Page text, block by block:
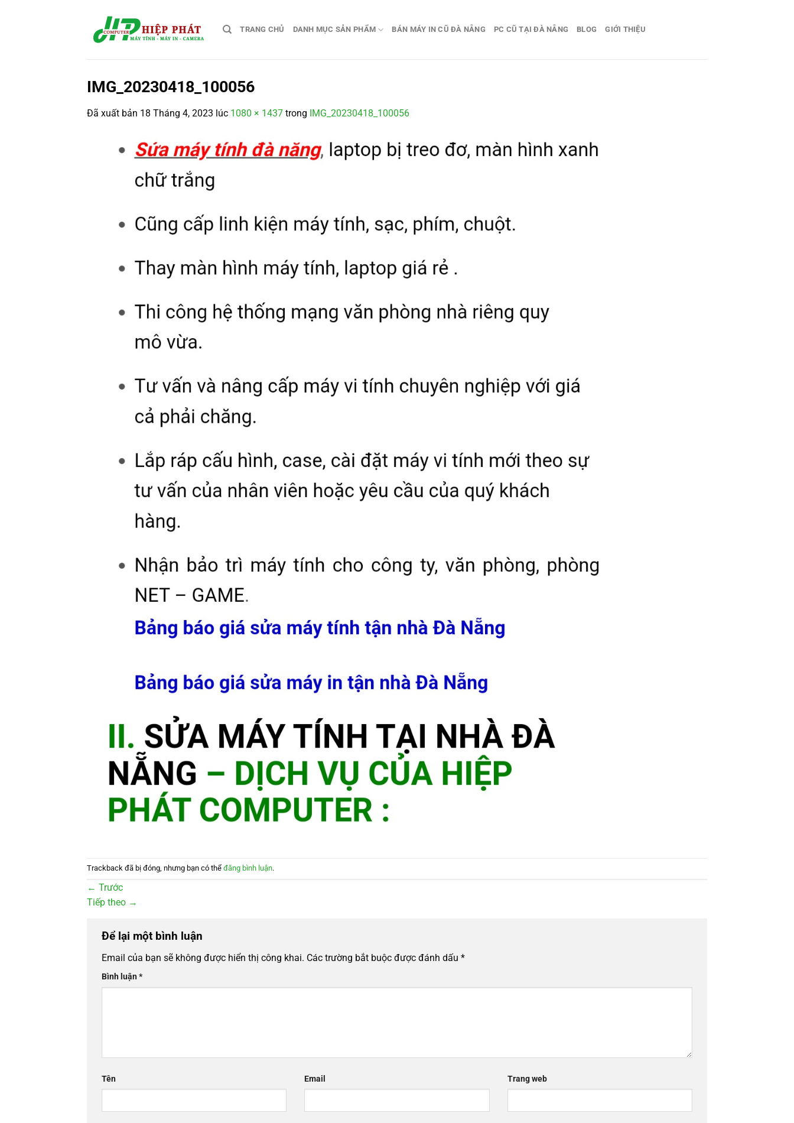
TRANG CHỦ DANH MỤC SẢN PHẨM BÁN MÁY IN CŨ ĐÀ NẴNG PC CŨ TẠI ĐÀ NẴNG BLOG GIỚI THIỆU
IMG_20230418_100056
Đã xuất bản 18 Tháng 4, 2023 lúc 1080 × 1437 trong IMG_20230418_100056
Trackback đã bị đóng, nhưng bạn có thể đăng bình luận.
← Trước
Tiếp theo →
Để lại một bình luận
Email của bạn sẽ không được hiển thị công khai. Các trường bắt buộc được đánh dấu *
Bình luận*
Tên Email Trang web